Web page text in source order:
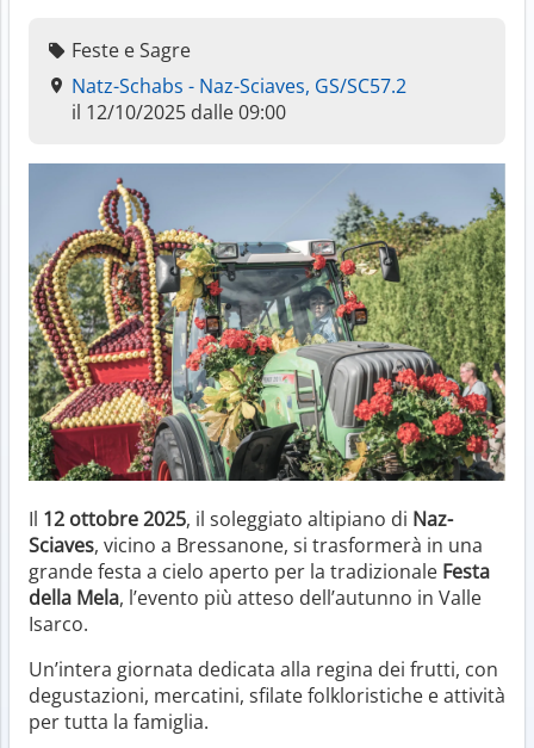
Feste e Sagre
Natz-Schabs - Naz-Sciaves, GS/SC57.2
il 12/10/2025 dalle 09:00
Il 12 ottobre 2025, il soleggiato altipiano di Naz-
Sciaves, vicino a Bressanone, si trasformerà in una
grande festa a cielo aperto per la tradizionale Festa
della Mela, l’evento più atteso dell’autunno in Valle
Isarco.
Un’intera giornata dedicata alla regina dei frutti, con
degustazioni, mercatini, sfilate folkloristiche e attività
per tutta la famiglia.